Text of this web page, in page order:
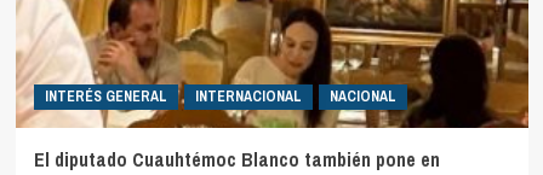
INTERÉS GENERAL INTERNACIONAL NACIONAL
El diputado Cuauhtémoc Blanco también pone en